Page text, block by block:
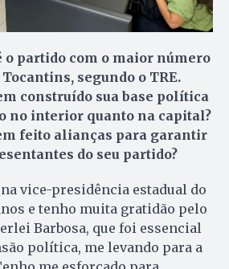
o partido com o maior número
segundo o TRE.
construído sua base política
no interior quanto na capital?
feito alianças para garantir
do seu partido?
vice-presidência estadual do
e tenho muita gratidão pelo
Barbosa, que foi essencial
política, me levando para a